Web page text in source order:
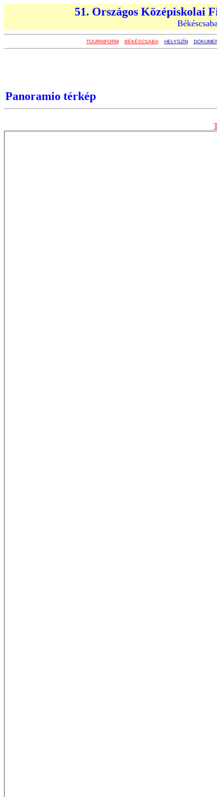
51. Országos Középiskolai
TOURINFORM BÉKÉSCSABA HELYSZÍN
Panoramio térkép